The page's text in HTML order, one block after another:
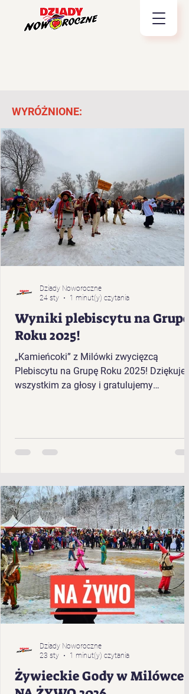
WYRÓŻNIONE:
Wyniki plebiscytu na Grupę
Roku 2025!
„Kamieńcoki” z Milówki zwycięzcą
Plebiscytu na Grupę Roku 2025!
wszystkim za głosy i gratulujemy
Dziady Noworoczne
24 sty
1 minut(y) czytania
Żywieckie Gody w Milówce -
Dziady Noworoczne
23 sty
1 minut(y) czytania